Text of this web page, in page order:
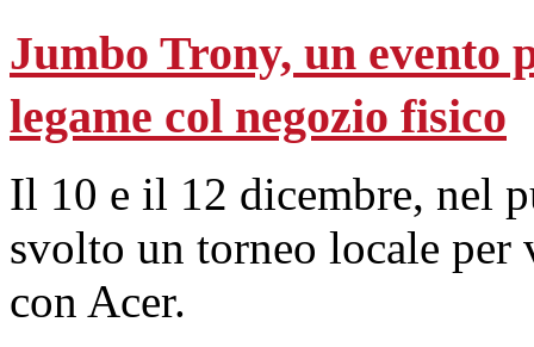
Jumbo Trony, un evento
legame col negozio fisico
Il 10 e il 12 dicembre, nel
svolto un torneo locale
con Acer.